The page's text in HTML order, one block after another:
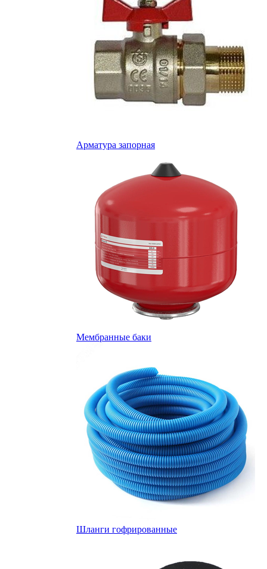
Арматура запорная
Мембранные баки
Шланги гофрированные